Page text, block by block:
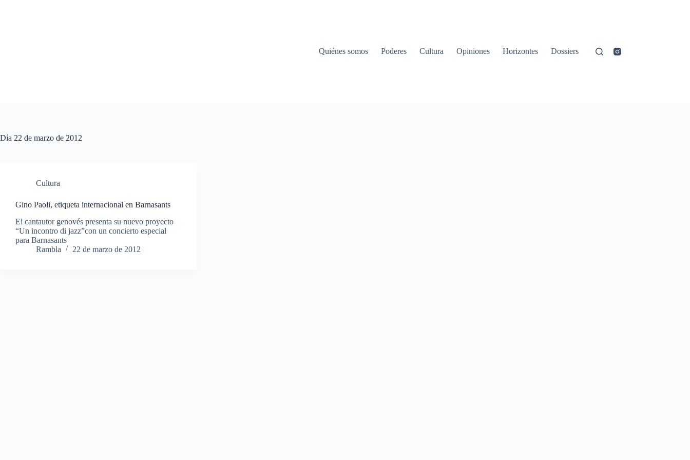
Quiénes somos Poderes Cultura Opiniones Horizontes Dossiers
Día 22 de marzo de 2012
Cultura
Gino Paoli, etiqueta internacional en Barnasants
El cantautor genovés presenta su nuevo proyecto
“Un incontro di jazz”con un concierto especial
para Barnasants
Rambla
22 de marzo de 2012